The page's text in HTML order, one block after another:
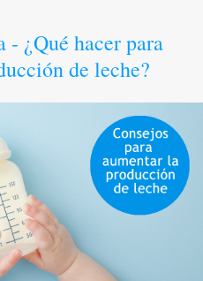
- ¿Qué hacer para
de leche?